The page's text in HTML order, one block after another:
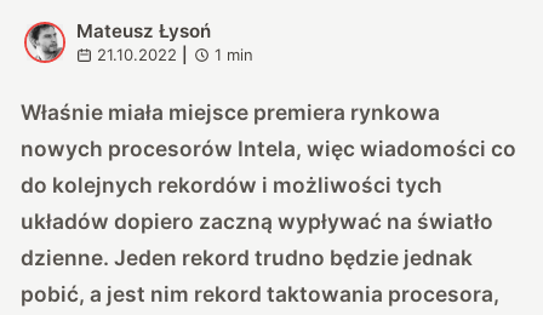
M
Mateusz Łysoń
21.10.2022 1 min
Właśnie miała miejsce premiera rynkowa
nowych procesorów Intela, więc wiadomości co
do kolejnych rekordów i możliwości tych
układów dopiero zaczną wypływać na światło
dzienne. Jeden rekord trudno będzie jednak
pobić, a jest nim rekord taktowania procesora,